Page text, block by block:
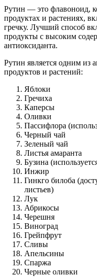
Рутин — это флавоноид,
продуктах и ​​растениях,
гречку. Лучший способ
продукты с высоким
антиоксиданта.
Рутин является одним из
продуктов и растений:
Яблоки
Гречиха
Каперсы
Оливки
Пассифлора
Черный чай
Зеленый чай
Листья амаранта
Бузина
Инжир
Гинкго билоба
листьев)
Лук
Абрикосы
Черешня
Виноград
Грейпфрут
Сливы
Апельсины
Спаржа
Черные оливки